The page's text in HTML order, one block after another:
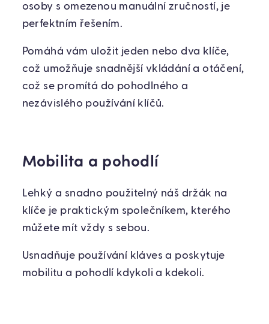
osoby s omezenou manuální zručností, je
perfektním řešením.
Pomáhá vám uložit jeden nebo dva klíče,
což umožňuje snadnější vkládání a otáčení,
což se promítá do pohodlného a
nezávislého používání klíčů.
Mobilita a pohodlí
Lehký a snadno použitelný náš držák na
klíče je praktickým společníkem, kterého
můžete mít vždy s sebou.
Usnadňuje používání kláves a poskytuje
mobilitu a pohodlí kdykoli a kdekoli.